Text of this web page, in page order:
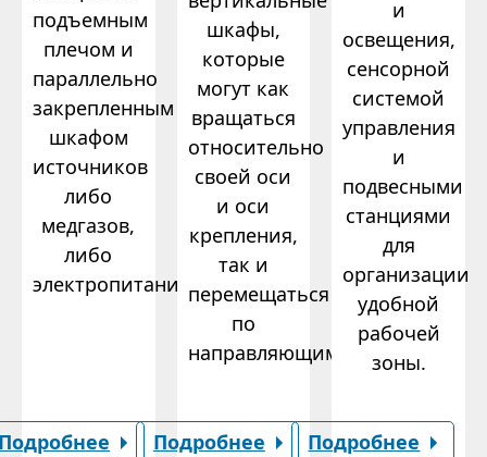
подъемным
плечом и
параллельно
закрепленным
шкафом
источников
либо
медгазов,
либо
электропитания.
шкафы,
которые
могут как
вращаться
относительно
своей оси
и оси
крепления,
так и
перемещаться
по
направляющим.
Подробнее
и
освещения,
сенсорной
системой
управления
и
подвесными
станциями
для
организации
удобной
рабочей
зоны.
Подробнее